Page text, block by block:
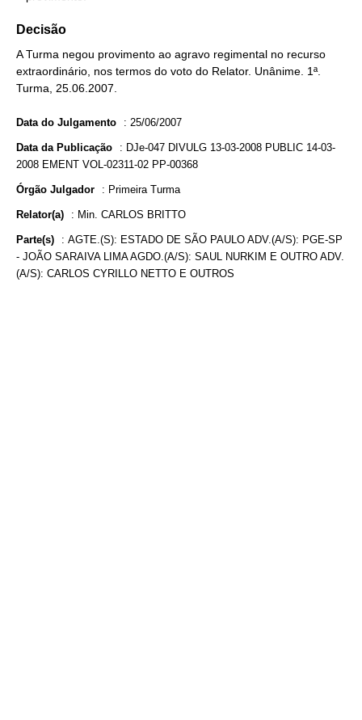
Decisão
A Turma negou provimento ao agravo regimental no recurso
extraordinário, nos termos do voto do Relator. Unânime. 1ª.
Turma, 25.06.2007.
Data do Julgamento : 25/06/2007
Data da Publicação : DJe-047 DIVULG 13-03-2008 PUBLIC 14-03-
2008 EMENT VOL-02311-02 PP-00368
Órgão Julgador : Primeira Turma
Relator(a) : Min. CARLOS BRITTO
Parte(s) : AGTE.(S): ESTADO DE SÃO PAULO ADV.(A/S): PGE-SP
- JOÃO SARAIVA LIMA AGDO.(A/S): SAUL NURKIM E OUTRO ADV.
(A/S): CARLOS CYRILLO NETTO E OUTROS